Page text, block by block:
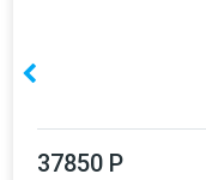
37850 Р